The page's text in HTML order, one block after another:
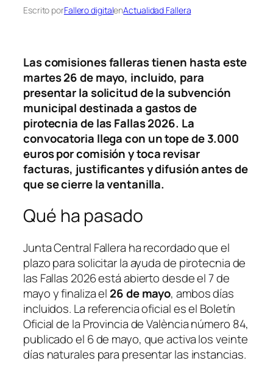
Escrito porFallero digitalenActualidad Fallera
Las comisiones falleras tienen hasta este
martes 26 de mayo, incluido, para
presentar la solicitud de la subvención
municipal destinada a gastos de
pirotecnia de las Fallas 2026. La
convocatoria llega con un tope de 3.000
euros por comisión y toca revisar
facturas, justificantes y difusión antes de
que se cierre la ventanilla.
Qué ha pasado
Junta Central Fallera ha recordado que el
plazo para solicitar la ayuda de pirotecnia de
las Fallas 2026 está abierto desde el 7 de
mayo y finaliza el 26 de mayo, ambos días
incluidos. La referencia oficial es el Boletín
Oficial de la Provincia de València número 84,
publicado el 6 de mayo, que activa los veinte
días naturales para presentar las instancias.